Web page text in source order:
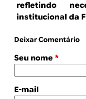
refletindo
institucional da
Deixar Comentário
Seu nome *
E-mail